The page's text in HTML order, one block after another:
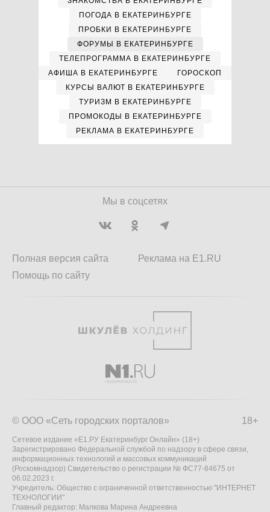
ПОГОДА В ЕКАТЕРИНБУРГЕ
ПРОБКИ В ЕКАТЕРИНБУРГЕ
ФОРУМЫ В ЕКАТЕРИНБУРГЕ
ТЕЛЕПРОГРАММА В ЕКАТЕРИНБУРГЕ
АФИША В ЕКАТЕРИНБУРГЕ
ГОРОСКОП
КУРСЫ ВАЛЮТ В ЕКАТЕРИНБУРГЕ
ТУРИЗМ В ЕКАТЕРИНБУРГЕ
ПРОМОКОДЫ В ЕКАТЕРИНБУРГЕ
РЕКЛАМА В ЕКАТЕРИНБУРГЕ
Мы в соцсетях
Полная версия сайта
Помощь по сайту
Реклама на E1.RU
18+
© ООО «Сеть городских порталов»
Сетевое издание «Е1.РУ Екатеринбург Онлайн» (18+)
Зарегистрировано Федеральной службой по надзору в сфере связи,
информационных технологий и массовых коммуникаций
(Роскомнадзор) Свидетельство о регистрации № ФС77-84675 от
06.02.2023 г.
Учредитель: Общество с ограниченной ответственностью "ИНТЕРНЕТ
ТЕХНОЛОГИИ"
Главный редактор: Малкова Марина Андреевна